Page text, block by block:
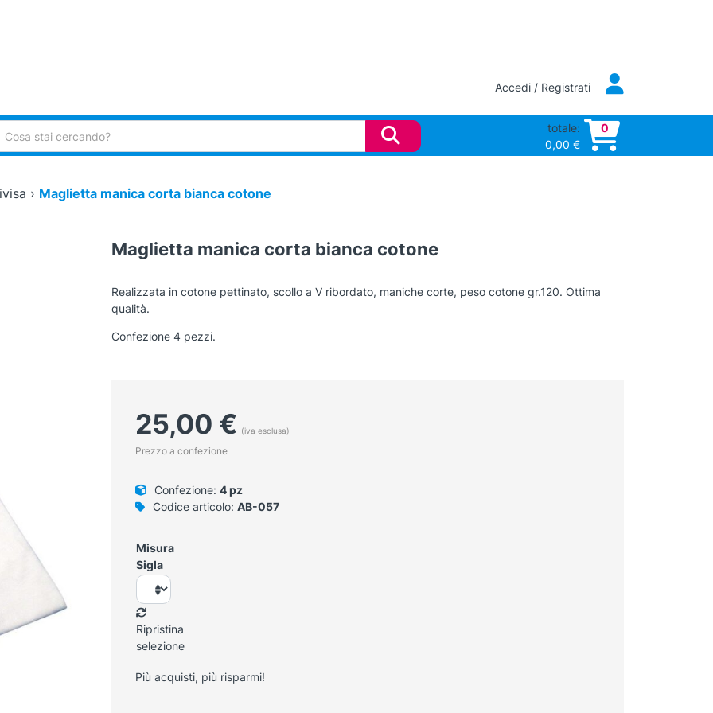
Accedi / Registrati
totale:
0,00 €
0
› Maglietta manica corta bianca cotone
Maglietta manica corta bianca cotone
Realizzata in cotone pettinato, scollo a V ribordato, maniche corte, peso cotone gr.120. Ottima
qualità.
Confezione 4 pezzi.
25,00 € (iva esclusa)
Prezzo a confezione
Confezione: 4 pz
Codice articolo: AB-057
Misura
Sigla
Ripristina
selezione
Più acquisti, più risparmi!